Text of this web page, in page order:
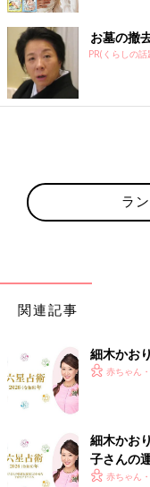
お墓の撤
PR(くらしの話
ラ
関連記事
細木かお
赤ちゃん
細木かお
子さんの
ージ赤ちゃん